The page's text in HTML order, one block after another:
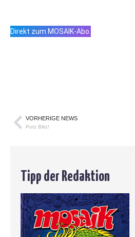
Direkt zum MOSAIK-Abo.
VORHERIGE NEWS
Potz Blitz!
Tipp der Redaktion